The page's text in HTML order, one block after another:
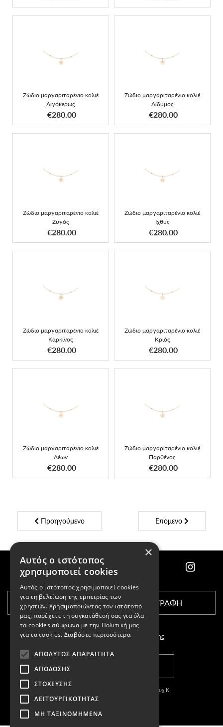
Zώδιο μαργαριταρένιο κολιέ
Αιγόκερως
€280.00
Zώδιο μαργαριταρένιο
κολιέ Αιγόκερως
ΑΠΟΚΤΗΣΕ ΤΟ
Zώδιο μαργαριταρένιο κολιέ
Δίδυμος
€280.00
Zώδιο μαργαριταρένιο
κολιέ Δίδυμος
ΑΠΟΚΤΗΣΕ ΤΟ
Zώδιο μαργαριταρένιο κολιέ
Ζυγός
€280.00
Zώδιο μαργαριταρένιο
κολιέ Ζυγός
ΑΠΟΚΤΗΣΕ ΤΟ
Zώδιο μαργαριταρένιο κολιέ
Ιχθύς
€280.00
Zώδιο μαργαριταρένιο
κολιέ Ιχθύς
ΑΠΟΚΤΗΣΕ ΤΟ
Zώδιο μαργαριταρένιο κολιέ
Καρκίνος
€280.00
Zώδιο μαργαριταρένιο
κολιέ Καρκίνος
ΑΠΟΚΤΗΣΕ ΤΟ
Zώδιο μαργαριταρένιο κολιέ
Κριός
€280.00
Zώδιο μαργαριταρένιο
κολιέ Κριός
ΑΠΟΚΤΗΣΕ ΤΟ
Zώδιο μαργαριταρένιο κολιέ
Λέων
€280.00
Zώδιο μαργαριταρένιο
κολιέ Λέων
ΑΠΟΚΤΗΣΕ ΤΟ
Zώδιο μαργαριταρένιο κολιέ
Παρθένος
€280.00
Zώδιο μαργαριταρένιο
κολιέ Παρθένος
ΑΠΟΚΤΗΣΕ ΤΟ
Προηγούμενο Επόμενο
ΕΓΓΡΑΦΗ
Αποδέχομαι τους όρους χρήσης
Copyright © 2011-2026 Κασπαριάν Σεμπουχ Κ
With
ΓΕΜΗ:57327504000
×
Αυτός ο ιστότοπος
χρησιμοποιεί cookies
Αυτός ο ιστότοπος χρησιμοποιεί cookies
για τη βελτίωση της εμπειρίας των
χρηστών. Χρησιμοποιώντας τον ιστότοπό
μας, παρέχετε τη συγκατάθεσή σας για όλα
τα cookies σύμφωνα με την Πολιτική μας
για τα cookies. Διαβάστε περισσότερα
ΑΠΟΛΎΤΩΣ ΑΠΑΡΑΊΤΗΤΑ
ΑΠΌΔΟΣΗΣ
ΣΤΌΧΕΥΣΗΣ
ΛΕΙΤΟΥΡΓΙΚΌΤΗΤΑΣ
ΜΗ ΤΑΞΙΝΟΜΗΜΈΝΑ